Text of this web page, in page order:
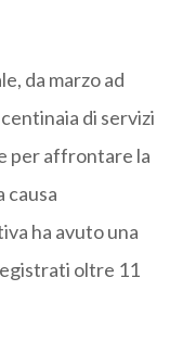
da marzo ad
di servizi
per affrontare la
causa
ha avuto una
oltre 11